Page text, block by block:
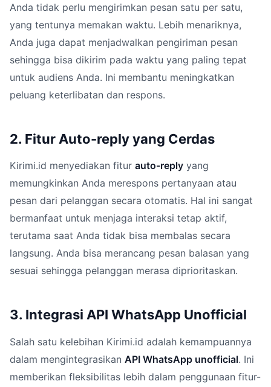
Anda tidak perlu mengirimkan pesan satu per satu,
yang tentunya memakan waktu. Lebih menariknya,
Anda juga dapat menjadwalkan pengiriman pesan
sehingga bisa dikirim pada waktu yang paling tepat
untuk audiens Anda. Ini membantu meningkatkan
peluang keterlibatan dan respons.
2. Fitur Auto-reply yang Cerdas
Kirimi.id menyediakan fitur auto-reply yang
memungkinkan Anda merespons pertanyaan atau
pesan dari pelanggan secara otomatis. Hal ini sangat
bermanfaat untuk menjaga interaksi tetap aktif,
terutama saat Anda tidak bisa membalas secara
langsung. Anda bisa merancang pesan balasan yang
sesuai sehingga pelanggan merasa diprioritaskan.
3. Integrasi API WhatsApp Unofficial
Salah satu kelebihan Kirimi.id adalah kemampuannya
dalam mengintegrasikan API WhatsApp unofficial. Ini
memberikan fleksibilitas lebih dalam penggunaan fitur-